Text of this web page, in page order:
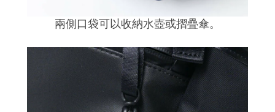
兩側口袋可以收納水壺或摺疊傘。